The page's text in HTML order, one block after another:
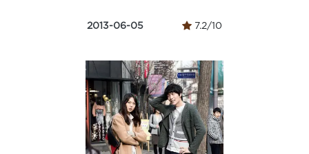
2013-06-05 7.2/10